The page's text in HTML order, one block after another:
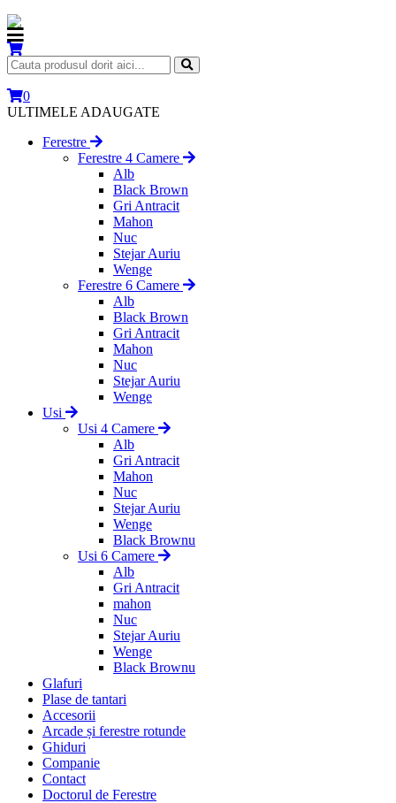
0
ULTIMELE ADAUGATE
Ferestre
Ferestre 4 Camere
Alb
Black Brown
Gri Antracit
Mahon
Nuc
Stejar Auriu
Wenge
Ferestre 6 Camere
Alb
Black Brown
Gri Antracit
Mahon
Nuc
Stejar Auriu
Wenge
Usi
Usi 4 Camere
Alb
Gri Antracit
Mahon
Nuc
Stejar Auriu
Wenge
Black Brownu
Usi 6 Camere
Alb
Gri Antracit
mahon
Nuc
Stejar Auriu
Wenge
Black Brownu
Glafuri
Plase de tantari
Accesorii
Arcade și ferestre rotunde
Ghiduri
Companie
Contact
Doctorul de Ferestre